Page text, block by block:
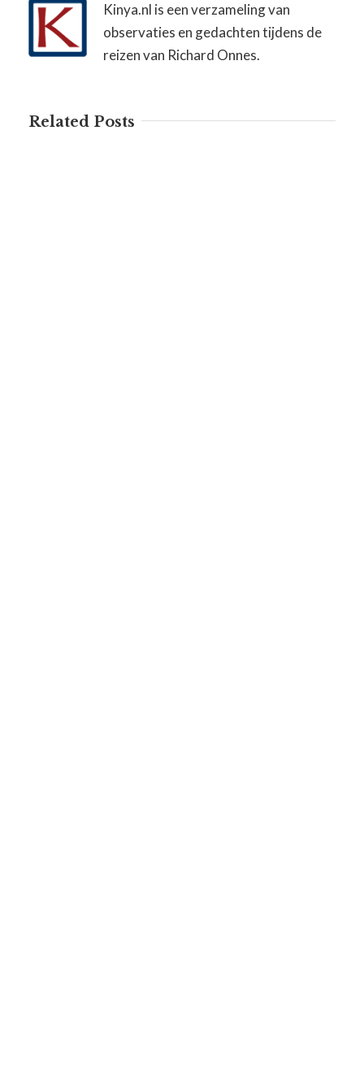
Kinya.nl is een verzameling van
observaties en gedachten tijdens de
reizen van Richard Onnes.
Related Posts